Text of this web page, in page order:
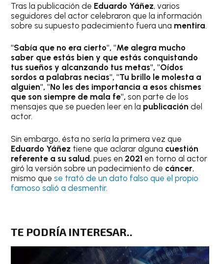
Tras la publicación de Eduardo Yáñez, varios
seguidores del actor celebraron que la información
sobre su supuesto padecimiento fuera una mentira.
"Sabía que no era cierto", "Me alegra mucho
saber que estás bien y que estás conquistando
tus sueños y alcanzando tus metas", "Oídos
sordos a palabras necias", "Tu brillo le molesta a
alguien", "No les des importancia a esos chismes
que son siempre de mala fe", son parte de los
mensajes que se pueden leer en la publicacióndel
actor.
Sin embargo, ésta no sería la primera vez que
Eduardo Yáñez tiene que aclarar alguna cuestión
referente a su salud, pues en 2021 en torno al actor
giró la versión sobre un padecimiento de cáncer,
mismo que se trató de un dato falso que el propio
famoso salió a desmentir.
TE PODRÍA INTERESAR..